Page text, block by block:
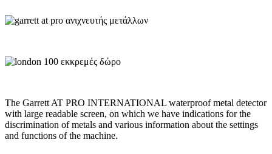
The Garrett AT PRO INTERNATIONAL waterproof metal detector
with large readable screen, on which we have indications for the
discrimination of metals and various information about the settings
and functions of the machine.